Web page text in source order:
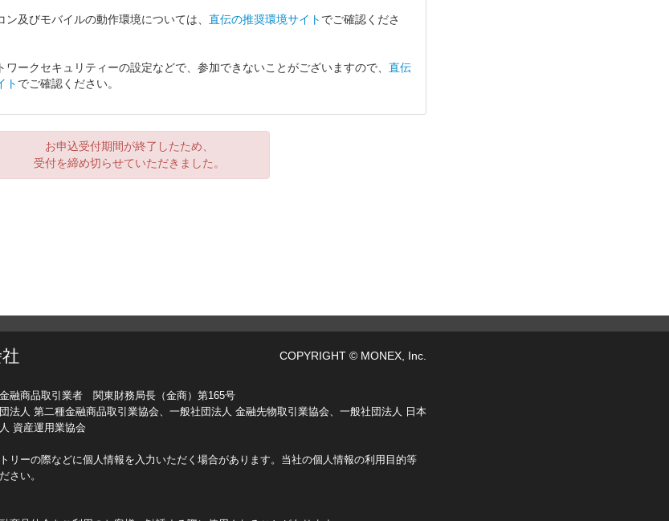
ン及びモバイルの動作環境については、 直伝の推奨環境サイト でご確認くださ
ワークセキュリティーの設定などで、参加できないことがございますので、 直伝
ト でご確認ください。
お申込受付期間が終了したため、
受付を締め切らせていただきました。
COPYRIGHT © MONEX, Inc.
融商品取引業者 関東財務局長（金商）第165号
法人 第二種金融商品取引業協会、一般社団法人 金融先物取引業協会、一般社団法人 日本
資産運用業協会
リーの際などに個人情報を入力いただく場合があります。当社の個人情報の利用目的等
さい。